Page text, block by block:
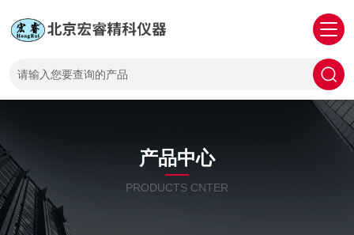
产品中心
PRODUCTS CNTER